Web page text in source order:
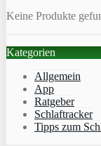
Keine Produkte
Kategorien
Allgemein
App
Ratgeber
Schlaftracker
Tipps zum